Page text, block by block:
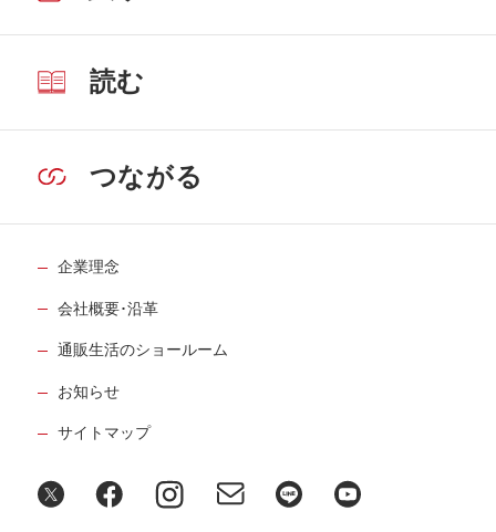
読む
つながる
企業理念
会社概要･沿革
通販生活のショールーム
お知らせ
サイトマップ